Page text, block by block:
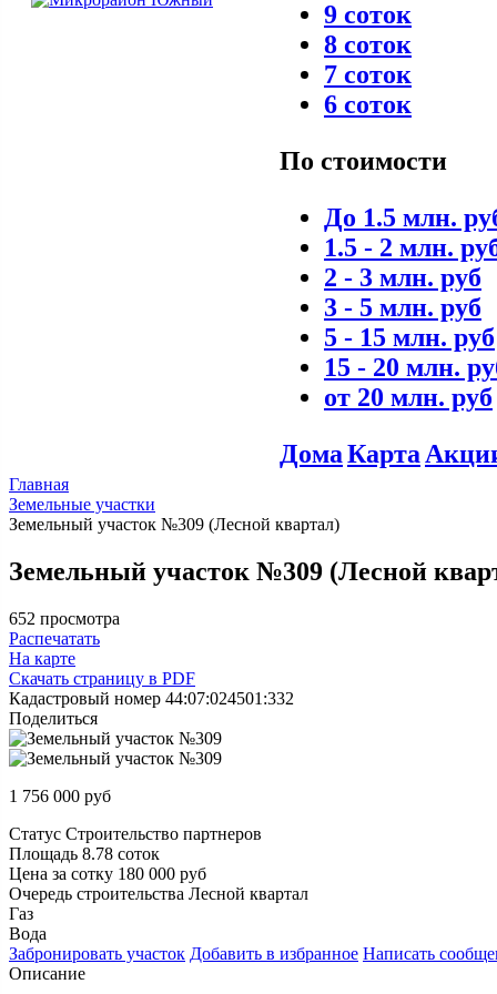
9 соток
8 соток
7 соток
6 соток
По стоимости
До 1.5 млн.
1.5 - 2 млн.
2 - 3 млн. руб
3 - 5 млн. руб
5 - 15 млн. руб
15 - 20 млн.
от 20 млн. руб
ДомаКарта
Главная
Земельные участки
Земельный участок №309 (Лесной квартал)
Земельный участок №309 (Лесной
652 просмотра
Распечатать
На карте
Скачать страницу в PDF
Кадастровый номер 44:07:024501:332
Поделиться
1 756 000 руб
Статус Строительство партнеров
Площадь 8.78 соток
Цена за сотку 180 000 руб
Очередь строительства Лесной квартал
Газ
Вода
Забронировать участок Добавить в избранное Написать
Описание